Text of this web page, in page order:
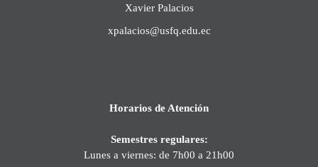
Xavier Palacios
xpalacios@usfq.edu.ec
Horarios de Atención
Semestres regulares:
Lunes a viernes: de 7h00 a 21h00